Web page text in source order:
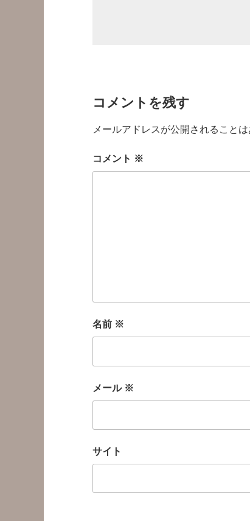
コメントを残す
メールアドレスが公開されることは
コメント ※
名前 ※
メール ※
サイト